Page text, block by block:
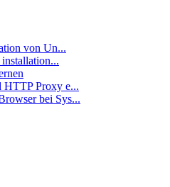
von Un...
HTTP Proxy e...
bei Sys...